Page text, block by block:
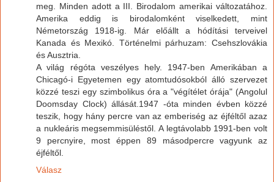
meg. Minden adott a III. Birodalom amerikai változatához.
Amerika eddig is birodalomként viselkedett, mint
Németország 1918-ig. Már előállt a hódítási terveivel
Kanada és Mexikó. Történelmi párhuzam: Csehszlovákia
és Ausztria.
A világ régóta veszélyes hely. 1947-ben Amerikában a
Chicagó-i Egyetemen egy atomtudósokból álló szervezet
közzé teszi egy szimbolikus óra a "végítélet órája" (Angolul
Doomsday Clock) állását.1947 -óta minden évben közzé
teszik, hogy hány percre van az emberiség az éjféltől azaz
a nukleáris megsemmisüléstől. A legtávolabb 1991-ben volt
9 percnyire, most éppen 89 másodpercre vagyunk az
éjféltől.
Válasz